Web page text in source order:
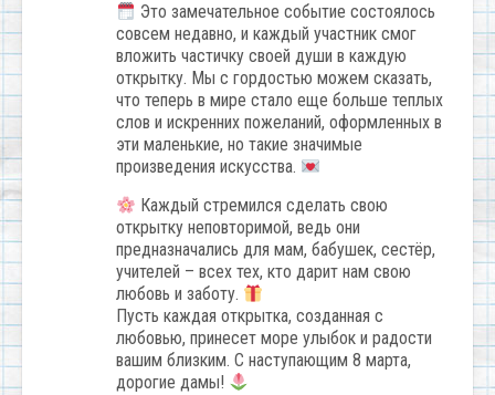
Это замечательное событие состоялось
совсем недавно, и каждый участник смог
вложить частичку своей души в каждую
открытку. Мы с гордостью можем сказать,
что теперь в мире стало еще больше теплых
слов и искренних пожеланий, оформленных в
эти маленькие, но такие значимые
произведения искусства.
Каждый стремился сделать свою
открытку неповторимой, ведь они
предназначались для мам, бабушек, сестёр,
учителей – всех тех, кто дарит нам свою
любовь и заботу.
Пусть каждая открытка, созданная с
любовью, принесет море улыбок и радости
вашим близким. С наступающим 8 марта,
дорогие дамы!